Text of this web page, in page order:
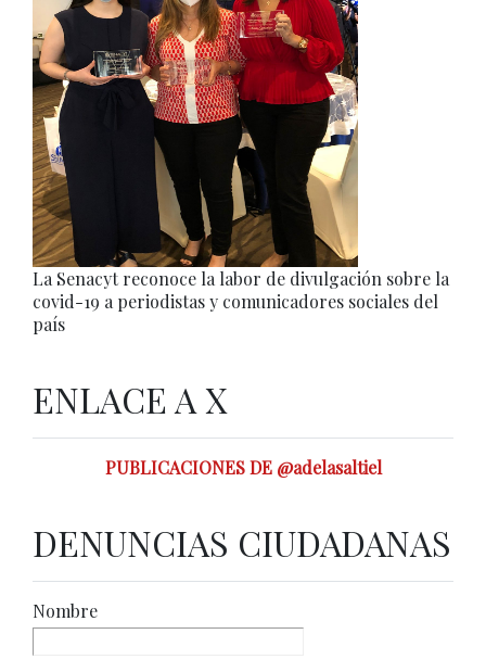
La Senacyt reconoce la labor de divulgación sobre la
covid-19 a periodistas y comunicadores sociales del
país
ENLACE A X
PUBLICACIONES DE @adelasaltiel
DENUNCIAS CIUDADANAS
Nombre